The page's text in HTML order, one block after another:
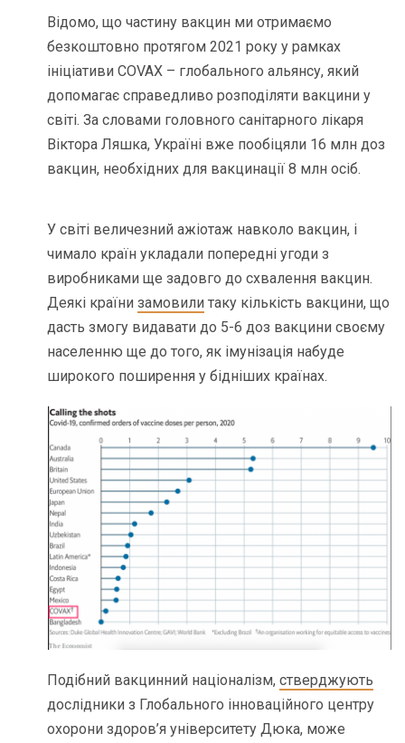
Відомо, що частину вакцин ми отримаємо
безкоштовно протягом 2021 року у рамках
ініціативи COVAX – глобального альянсу, який
допомагає справедливо розподіляти вакцини у
світі. За словами головного санітарного лікаря
Віктора Ляшка, Україні вже пообіцяли 16 млн доз
вакцин, необхідних для вакцинації 8 млн осіб.
У світі величезний ажіотаж навколо вакцин, і
чимало країн укладали попередні угоди з
виробниками ще задовго до схвалення вакцин.
Деякі країнизамовили таку кількість вакцини, що
дасть змогу видавати до 5-6 доз вакцини своєму
населенню ще до того, як імунізація набуде
широкого поширення у бідніших країнах.
Подібний вакцинний націоналізм,стверджують
дослідники з Глобального інноваційного центру
охорони здоров’я університету Дюка, може